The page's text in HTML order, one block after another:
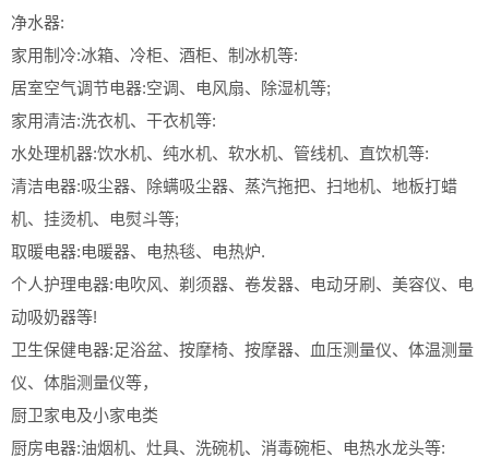
净水器:
家用制冷:冰箱、冷柜、酒柜、制冰机等:
居室空气调节电器:空调、电风扇、除湿机等;
家用清洁:洗衣机、干衣机等:
水处理机器:饮水机、纯水机、软水机、管线机、直饮机等:
清洁电器:吸尘器、除螨吸尘器、蒸汽拖把、扫地机、地板打蜡
机、挂烫机、电熨斗等;
取暖电器:电暖器、电热毯、电热炉.
个人护理电器:电吹风、剃须器、卷发器、电动牙刷、美容仪、电
动吸奶器等!
卫生保健电器:足浴盆、按摩椅、按摩器、血压测量仪、体温测量
仪、体脂测量仪等，
厨卫家电及小家电类
厨房电器:油烟机、灶具、洗碗机、消毒碗柜、电热水龙头等: